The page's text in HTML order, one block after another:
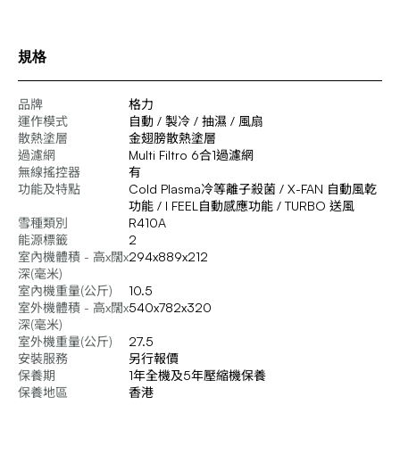
規格
品牌
格力
運作模式
自動 / 製冷 / 抽濕 / 風扇
散熱塗層
金翅膀散熱塗層
過濾網
Multi Filtro 6合1過濾網
無線搖控器
有
功能及特點
Cold Plasma冷等離子殺菌 / X-FAN 自動風乾
功能 / I FEEL自動感應功能 / TURBO 送風
雪種類別
R410A
能源標籤
2
室內機體積 - 高x闊x
深(毫米)
294x889x212
室內機重量(公斤)
10.5
室外機體積 - 高x闊x
深(毫米)
540x782x320
室外機重量(公斤)
27.5
安裝服務
另行報價
保養期
1年全機及5年壓縮機保養
保養地區
香港